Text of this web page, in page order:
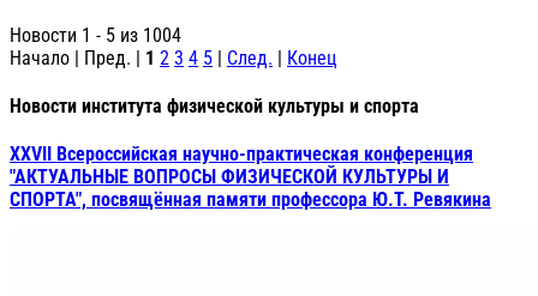
Новости 1 - 5 из 1004
Начало | Пред. | 1 2 3 4 5 | След. | Конец
Новости института физической культуры и спорта
XXVII Всероссийская научно-практическая конференция
"АКТУАЛЬНЫЕ ВОПРОСЫ ФИЗИЧЕСКОЙ КУЛЬТУРЫ И
СПОРТА", посвящённая памяти профессора Ю.Т. Ревякина